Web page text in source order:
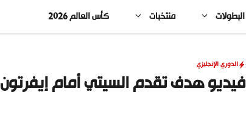
البطولات منتخبات كأس العالم 2026
الدوري الإنجليزي
فيديو هدف تقدم السيتي أمام إيفرتون